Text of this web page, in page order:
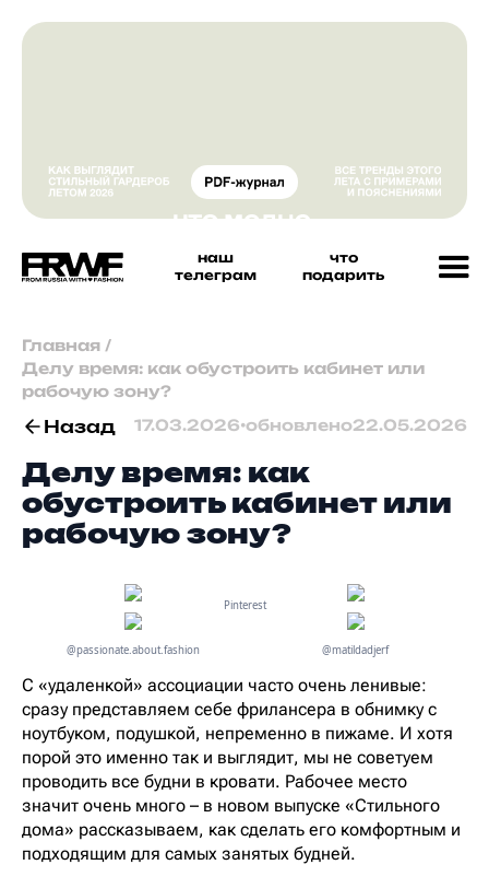
наш
телеграм
что
подарить
Главная /
Делу время: как обустроить кабинет или
рабочую зону?
Назад 17.03.2026•обновлено22.05.2026
Делу время: как
обустроить кабинет или
рабочую зону?
Pinterest
@passionate.about.fashion @matildadjerf
С «удаленкой» ассоциации часто очень ленивые:
сразу представляем себе фрилансера в обнимку с
ноутбуком, подушкой, непременно в пижаме. И хотя
порой это именно так и выглядит, мы не советуем
проводить все будни в кровати. Рабочее место
значит очень много – в новом выпуске «Стильного
дома» рассказываем, как сделать его комфортным и
подходящим для самых занятых будней.